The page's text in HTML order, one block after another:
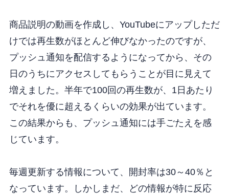
商品説明の動画を作成し、YouTubeにアップしただ
けでは再生数がほとんど伸びなかったのですが、
プッシュ通知を配信するようになってから、その
日のうちにアクセスしてもらうことが目に見えて
増えました。半年で100回の再生数が、1日あたり
でそれを優に超えるくらいの効果が出ています。
この結果からも、プッシュ通知には手ごたえを感
じています。
毎週更新する情報について、開封率は30～40％と
なっています。しかしまだ、どの情報が特に反応